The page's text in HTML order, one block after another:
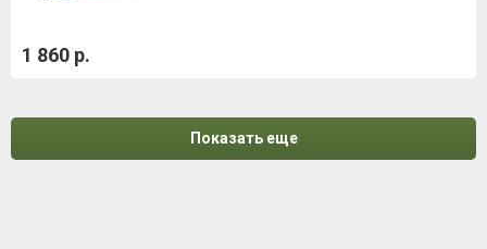
1 860 р.
Показать еще